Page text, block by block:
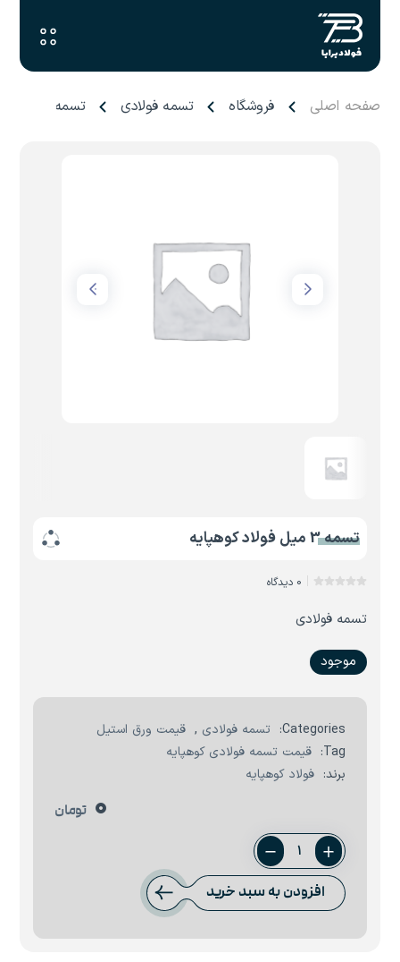
صفحه اصلی فروشگاه تسمه فولادی تسمه ۳ میل فولاد کوهپایه
تسمه 3 میل فولاد کوهپایه
0 دیدگاه
تسمه فولادی
موجود
Categories: تسمه فولادی , قیمت ورق استیل
Tag:
قیمت تسمه فولادی کوهپایه
برند: فولاد کوهپایه
0 تومان
تسمه
3
میل
افزودن به سبد خرید